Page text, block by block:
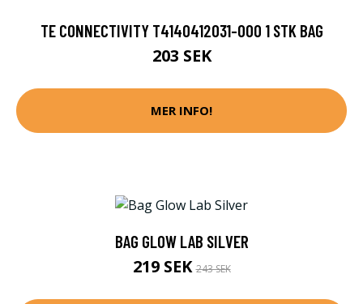
TE CONNECTIVITY T4140412031-000 1 STK BAG
203 SEK
MER INFO!
BAG GLOW LAB SILVER
219 SEK243 SEK